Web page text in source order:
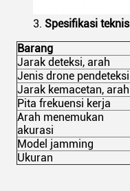
3. Spesifikasi teknis
Barang
Jarak deteksi, arah
Jenis drone pendeteksi
Jarak kemacetan, arah
Pita frekuensi kerja
Arah menemukan
akurasi
Model jamming
Ukuran